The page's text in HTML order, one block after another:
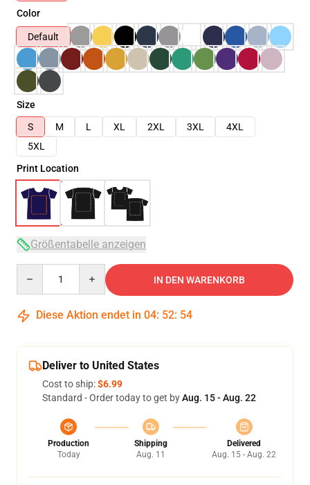
Color
Default
Size
S
M L XL 2XL 3XL
4XL
5XL
Print Location
Größentabelle anzeigen
IN DEN WARENKORB
Diese Aktion endet in 04: 52: 54
Deliver to United States
Cost to ship:$6.99
Standard - Order today to get byAug. 15 - Aug. 22
Production
Today
Shipping
Aug. 11
Delivered
Aug. 15 - Aug. 22